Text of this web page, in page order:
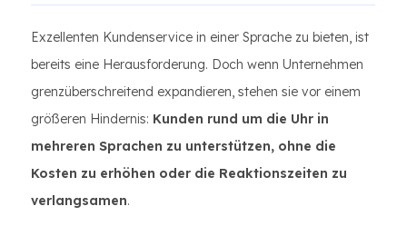
Exzellenten Kundenservice in einer Sprache zu bieten, ist
bereits eine Herausforderung. Doch wenn Unternehmen
grenzüberschreitend expandieren, stehen sie vor einem
größeren Hindernis: Kunden rund um die Uhr in
mehreren Sprachen zu unterstützen, ohne die
Kosten zu erhöhen oder die Reaktionszeiten zu
verlangsamen.